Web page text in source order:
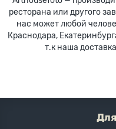
ресторана или другого
нас может любой
Краснодара,
т.к наша